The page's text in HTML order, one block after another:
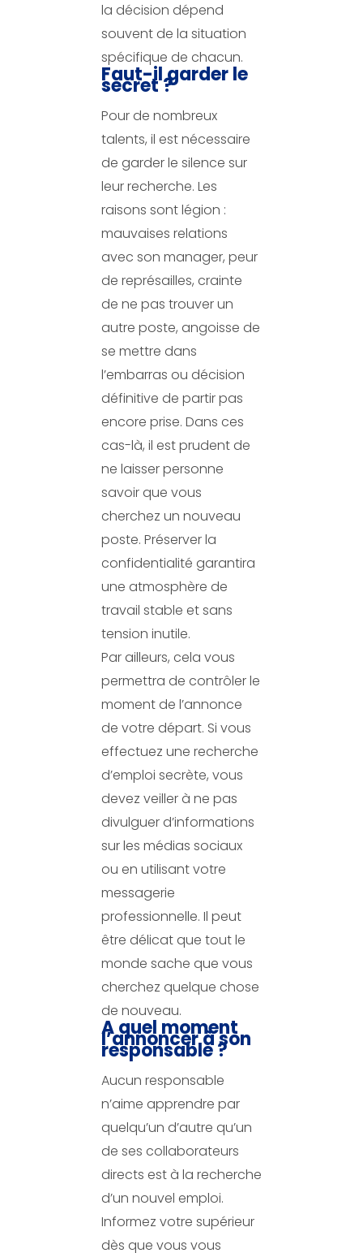
la décision dépend
souvent de la situation
spécifique de chacun.
Faut-il garder le
secret ?
Pour de nombreux
talents, il est nécessaire
de garder le silence sur
leur recherche. Les
raisons sont légion :
mauvaises relations
avec son manager, peur
de représailles, crainte
de ne pas trouver un
autre poste, angoisse de
se mettre dans
l’embarras ou décision
définitive de partir pas
encore prise. Dans ces
cas-là, il est prudent de
ne laisser personne
savoir que vous
cherchez un nouveau
poste. Préserver la
confidentialité garantira
une atmosphère de
travail stable et sans
tension inutile.
Par ailleurs, cela vous
permettra de contrôler le
moment de l’annonce
de votre départ. Si vous
effectuez une recherche
d’emploi secrète, vous
devez veiller à ne pas
divulguer d’informations
sur les médias sociaux
ou en utilisant votre
messagerie
professionnelle. Il peut
être délicat que tout le
monde sache que vous
cherchez quelque chose
de nouveau.
A quel moment
l’annoncer à son
responsable ?
Aucun responsable
n’aime apprendre par
quelqu’un d’autre qu’un
de ses collaborateurs
directs est à la recherche
d’un nouvel emploi.
Informez votre supérieur
dès que vous vous